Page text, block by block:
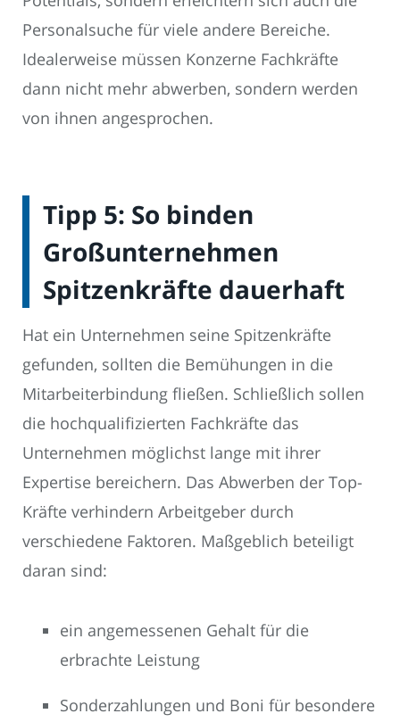
Personalsuche für viele andere Bereiche.
Idealerweise müssen Konzerne Fachkräfte
dann nicht mehr abwerben, sondern werden
von ihnen angesprochen.
Tipp 5: So binden
Großunternehmen
Spitzenkräfte dauerhaft
Hat ein Unternehmen seine Spitzenkräfte
gefunden, sollten die Bemühungen in die
Mitarbeiterbindung fließen. Schließlich sollen
die hochqualifizierten Fachkräfte das
Unternehmen möglichst lange mit ihrer
Expertise bereichern. Das Abwerben der Top-
Kräfte verhindern Arbeitgeber durch
verschiedene Faktoren. Maßgeblich beteiligt
daran sind:
ein angemessenen Gehalt für die
erbrachte Leistung
Sonderzahlungen und Boni für besondere